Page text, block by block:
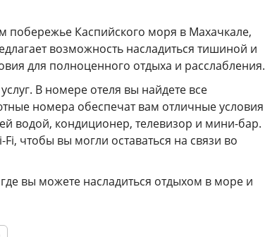
побережье Каспийского моря в Махачкале,
возможность насладиться тишиной и
для полноценного отдыха и расслабления.
В номере отеля вы найдете все
номера обеспечат вам отличные условия
водой, кондиционер, телевизор и мини-бар.
чтобы вы могли оставаться на связи во
вы можете насладиться отдыхом в море и